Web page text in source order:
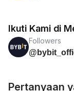
Ikuti Kami di
Followers
Pertanyaan